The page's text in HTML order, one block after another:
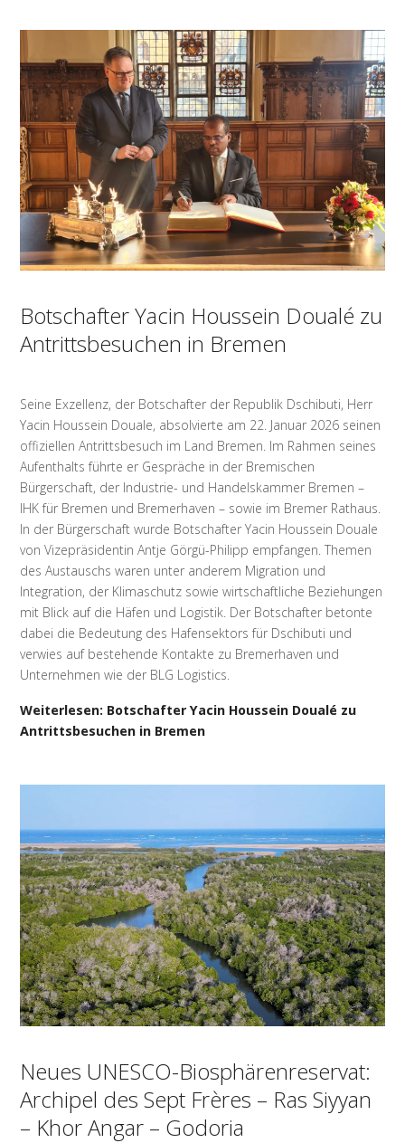
Botschafter Yacin Houssein Doualé zu
Antrittsbesuchen in Bremen
Seine Exzellenz, der Botschafter der Republik Dschibuti, Herr
Yacin Houssein Douale, absolvierte am 22. Januar 2026 seinen
offiziellen Antrittsbesuch im Land Bremen. Im Rahmen seines
Aufenthalts führte er Gespräche in der Bremischen
Bürgerschaft, der Industrie- und Handelskammer Bremen –
IHK für Bremen und Bremerhaven – sowie im Bremer Rathaus.
In der Bürgerschaft wurde Botschafter Yacin Houssein Douale
von Vizepräsidentin Antje Görgü-Philipp empfangen. Themen
des Austauschs waren unter anderem Migration und
Integration, der Klimaschutz sowie wirtschaftliche Beziehungen
mit Blick auf die Häfen und Logistik. Der Botschafter betonte
dabei die Bedeutung des Hafensektors für Dschibuti und
verwies auf bestehende Kontakte zu Bremerhaven und
Unternehmen wie der BLG Logistics.
Weiterlesen: Botschafter Yacin Houssein Doualé zu
Antrittsbesuchen in Bremen
Neues UNESCO-Biosphärenreservat:
Archipel des Sept Frères – Ras Siyyan
– Khor Angar – Godoria